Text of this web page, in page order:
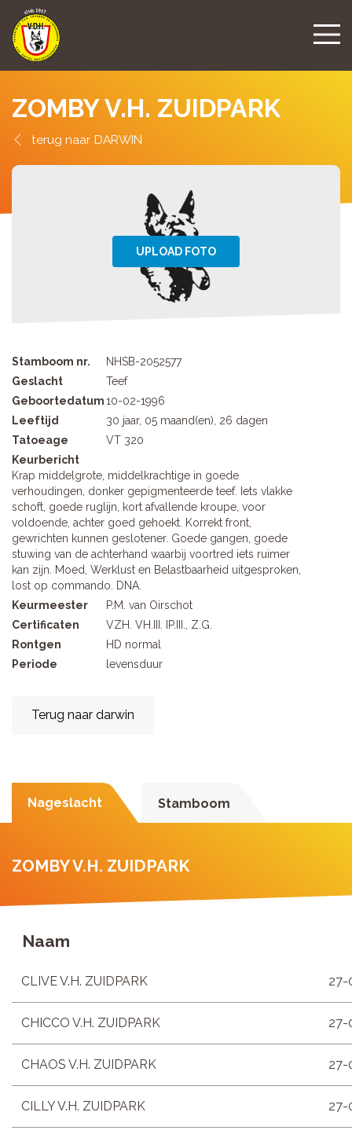
ZOMBY V.H. ZUIDPARK
DARWIN
Stamboom nr.
NHSB-2052577
Geslacht
Teef
Geboortedatum10-02-1996
Leeftijd
30 jaar, 05 maand(en), 26 dagen
Tatoeage
VT 320
Keurbericht
Krap middelgrote, middelkrachtige in goede
verhoudingen, donker gepigmenteerde teef. Iets vlakke
schoft, goede ruglijn, kort afvallende kroupe, voor
voldoende, achter goed gehoekt. Korrekt front,
gewrichten kunnen geslotener. Goede gangen, goede
stuwing van de achterhand waarbij voortred iets ruimer
kan zijn. Moed, Werklust en Belastbaarheid uitgesproken,
lost op commando. DNA.
Keurmeester
P.M. van Oirschot
Certificaten
VZH. VH.III. IP.III., Z.G.
Rontgen
HD normal
Periode
levensduur
Terug naar darwin
Nageslacht Stamboom
ZOMBY V.H. ZUIDPARK
Naam
CLIVE V.H. ZUIDPARK 27-
CHICCO V.H. ZUIDPARK 27-
CHAOS V.H. ZUIDPARK 27-
CILLY V.H. ZUIDPARK 27-